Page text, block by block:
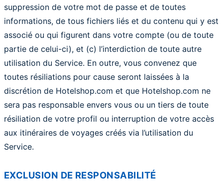
suppression de votre mot de passe et de toutes
informations, de tous fichiers liés et du contenu qui y est
associé ou qui figurent dans votre compte (ou de toute
partie de celui-ci), et (c) l’interdiction de toute autre
utilisation du Service. En outre, vous convenez que
toutes résiliations pour cause seront laissées à la
discrétion de Hotelshop.com et que Hotelshop.com ne
sera pas responsable envers vous ou un tiers de toute
résiliation de votre profil ou interruption de votre accès
aux itinéraires de voyages créés via l’utilisation du
Service.
EXCLUSION DE RESPONSABILITÉ